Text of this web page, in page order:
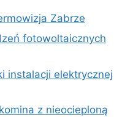
Zabrze
fotowoltaicznych
instalacji elektrycznej
z nieocieploną